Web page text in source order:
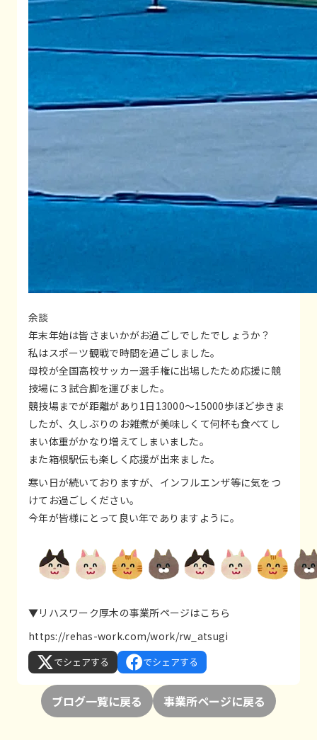
余談
年末年始は皆さまいかがお過ごしでしたでしょうか？
私はスポーツ観戦で時間を過ごしました。
母校が全国高校サッカー選手権に出場したため応援に競
技場に３試合脚を運びました。
競技場までが距離があり1日13000～15000歩ほど歩きま
したが、久しぶりのお雑煮が美味しくて何杯も食べてし
まい体重がかなり増えてしまいました。
また箱根駅伝も楽しく応援が出来ました。
寒い日が続いておりますが、インフルエンザ等に気をつ
けてお過ごしください。
今年が皆様にとって良い年でありますように。
▼リハスワーク厚木の事業所ページはこちら
https://rehas-work.com/work/rw_atsugi
でシェアする でシェアする
ブログ一覧に戻る 事業所ページに戻る